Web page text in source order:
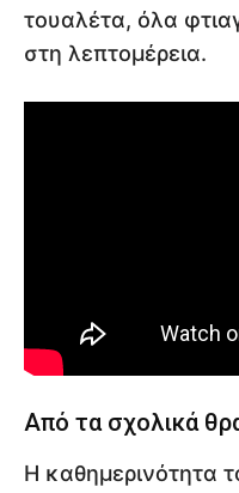
τουαλέτα, όλα
στη λεπτομέρεια.
Από τα σχολικά
Η καθημερινότητα